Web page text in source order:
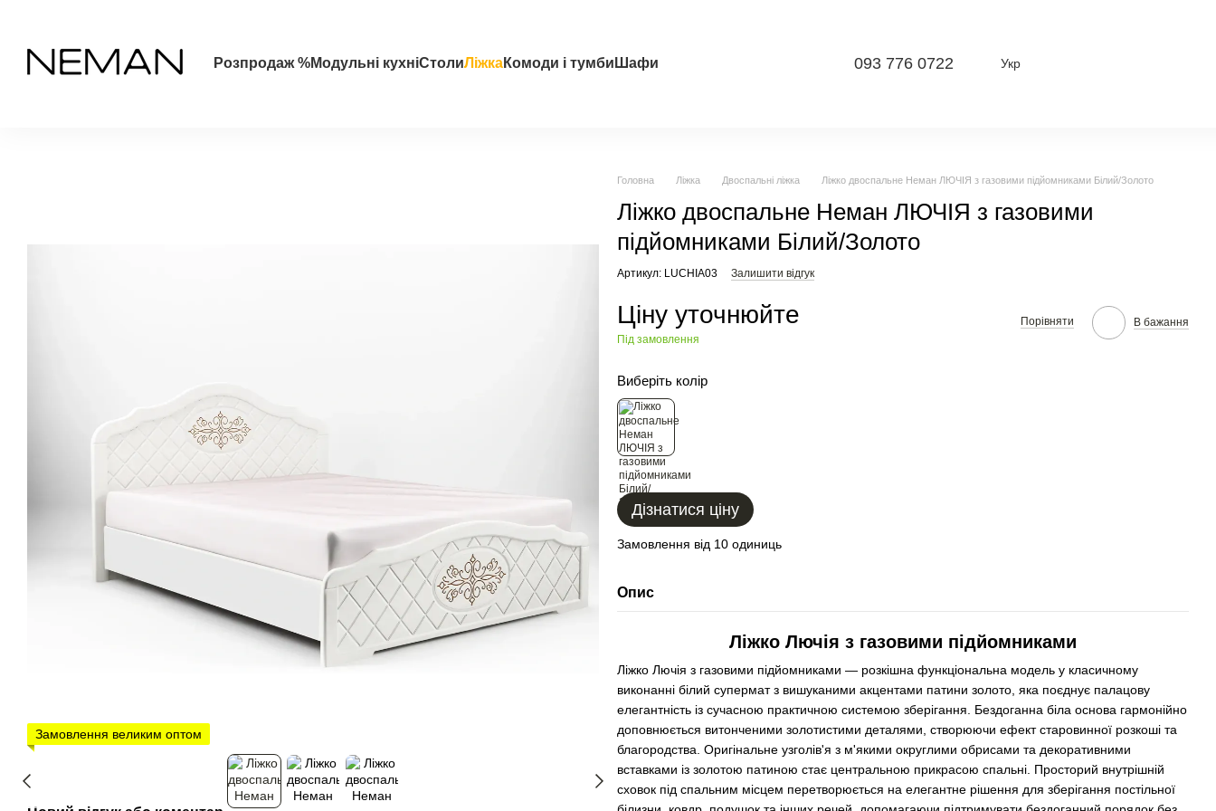
Розпродаж %Модульні кухніСтолиЛіжкаКомоди і тумби Шафи 093 776 0722 Укр
Замовлення великим оптом
Головна Ліжка Двоспальні ліжка Ліжко двоспальне Неман ЛЮЧІЯ з газовими підйомниками Білий/Золото
Ліжко двоспальне Неман ЛЮЧІЯ з газовими
підйомниками Білий/Золото
Артикул: LUCHIA03 Залишити відгук
Ціну уточнюйте
Під замовлення
Порівняти В бажання
Виберіть колір
Дізнатися ціну
Замовлення від 10 одиниць
Опис
Ліжко Лючія з газовими підйомниками
Ліжко Лючія з газовими підйомниками — розкішна функціональна модель у класичному
виконанні білий супермат з вишуканими акцентами патини золото, яка поєднує палацову
елегантність із сучасною практичною системою зберігання. Бездоганна біла основа гармонійно
доповнюється витонченими золотистими деталями, створюючи ефект старовинної розкоші та
благородства. Оригінальне узголів'я з м'якими округлими обрисами та декоративними
вставками із золотою патиною стає центральною прикрасою спальні. Просторий внутрішній
сховок під спальним місцем перетворюється на елегантне рішення для зберігання постільної